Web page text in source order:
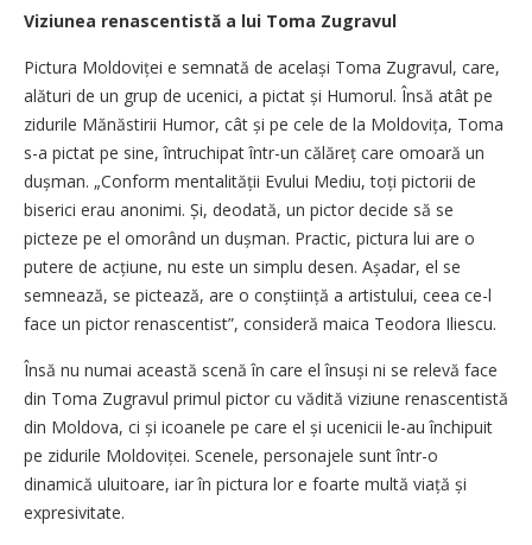
Viziunea renascentistă a lui Toma Zugravul
Pictura Moldoviței e semnată de același Toma Zugravul, care,
alături de un grup de ucenici, a pictat și Humorul. Însă atât pe
zidurile Mănăstirii Humor, cât și pe cele de la Moldo­vița, Toma
s-a pictat pe sine, întruchipat într-un călăreț care omoară un
dușman. „Conform mentalității Evului Mediu, toți pictorii de
biserici erau anonimi. Și, deodată, un pictor decide să se
picteze pe el omorând un dușman. Practic, pictura lui are o
putere de acțiune, nu este un simplu desen. Așadar, el se
semnează, se pictează, are o conș­tiință a artistului, ceea ce-l
face un pictor renascentist”, consideră maica Teodora Iliescu.
Însă nu numai această scenă în care el însuși ni se relevă face
din Toma Zugravul primul pic­tor cu vădită viziune renascentistă
din Moldova, ci și icoanele pe care el și ucenicii le-au închipuit
pe zidurile Moldoviței. Scenele, personajele sunt într-o
dinamică uluitoare, iar în pictura lor e foarte multă viață și
expresivitate.